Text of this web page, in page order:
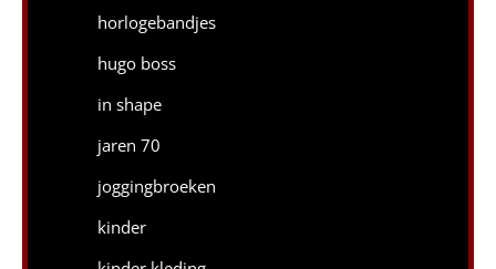
horlogebandjes
hugo boss
in shape
jaren 70
joggingbroeken
kinder